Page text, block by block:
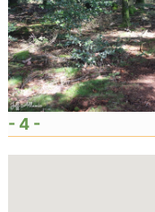
- 4 -